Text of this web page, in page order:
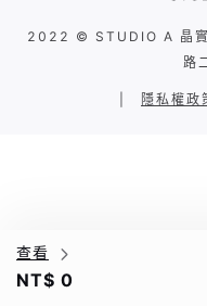
查看
NT$ 0
2022 © STUDIO A 晶實
路
隱私權政